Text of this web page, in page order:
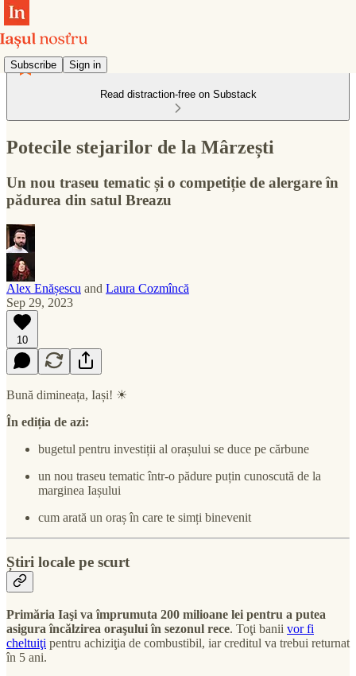
Subscribe Sign in
Read distraction-free on Substack
Potecile stejarilor de la Mârzești
Un nou traseu tematic și o competiție de alergare în
pădurea din satul Breazu
Alex Enășescu and Laura Cozmîncă
Sep 29, 2023
10
Bună dimineața, Iași! ☀
În ediția de azi:
bugetul pentru investiții al orașului se duce pe cărbune
un nou traseu tematic într-o pădure puțin cunoscută de la
marginea Iașului
cum arată un oraș în care te simți binevenit
Știri locale pe scurt
Primăria Iaşi va împrumuta 200 milioane lei pentru a putea
asigura încălzirea oraşului în sezonul rece. Toţi banii vor fi
cheltuiţi pentru achiziţia de combustibil, iar creditul va trebui returnat
în 5 ani.